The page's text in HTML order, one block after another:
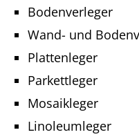
Bodenverleger
Wand- und
Plattenleger
Parkettleger
Mosaikleger
Linoleumleger